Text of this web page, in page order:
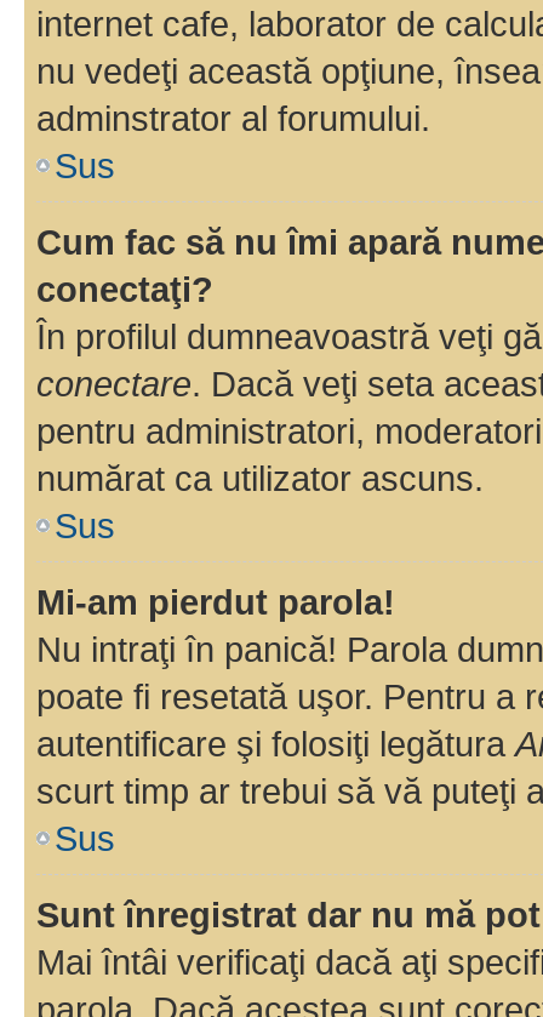
internet cafe, laborator de
nu vedeţi această opţiune,
adminstrator al forumului.
Sus
Cum fac să nu îmi apară
conectaţi?
În profilul dumneavoastră veţi
conectare. Dacă veţi seta
pentru administratori,
numărat ca utilizator ascuns.
Sus
Mi-am pierdut parola!
Nu intraţi în panică! Parola
poate fi resetată uşor. Pentru a
autentificare şi folosiţi legătura
scurt timp ar trebui să vă puteţi
Sus
Sunt înregistrat dar nu mă
Mai întâi verificaţi dacă aţi
parola. Dacă acestea sunt